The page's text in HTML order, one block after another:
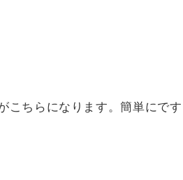
こちらになります。簡単にです